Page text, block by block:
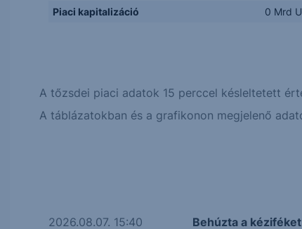
Piaci kapitalizáció
0 Mrd
A tőzsdei piaci adatok 15 perccel késleltetett
A táblázatokban és a grafikonon megjelenő
2026.08.07. 15:40 Behúzta a